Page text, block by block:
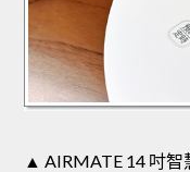
▲ AIRMATE 14 吋智